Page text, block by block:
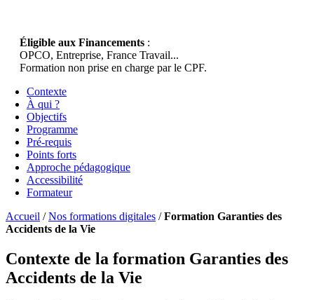
Éligible aux Financements :
OPCO, Entreprise, France Travail...
Formation non prise en charge par le CPF.
Contexte
À qui ?
Objectifs
Programme
Pré-requis
Points forts
Approche pédagogique
Accessibilité
Formateur
Accueil /Nos formations digitales /Formation Garanties des
Accidents de la Vie
Contexte de la formation Garanties des
Accidents de la Vie